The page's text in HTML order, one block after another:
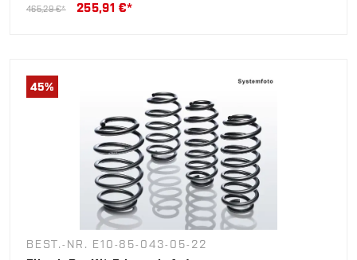
465,29 €* 255,91 €*
45%
BEST.-NR. E10-85-043-05-22